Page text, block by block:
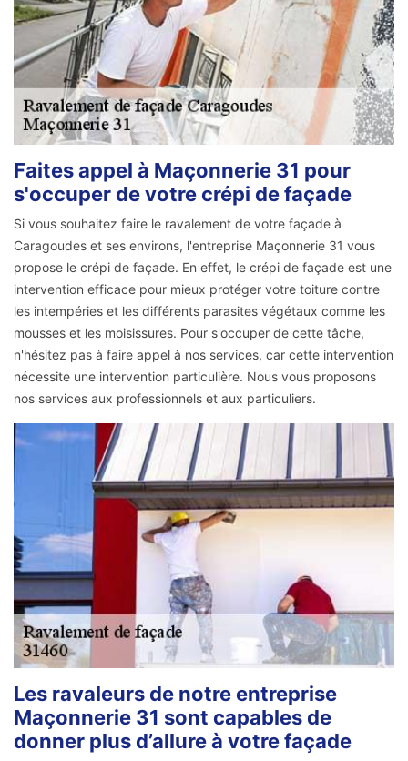
Faites appel à Maçonnerie 31 pour
s'occuper de votre crépi de façade
Si vous souhaitez faire le ravalement de votre façade à
Caragoudes et ses environs, l'entreprise Maçonnerie 31 vous
propose le crépi de façade. En effet, le crépi de façade est une
intervention efficace pour mieux protéger votre toiture contre
les intempéries et les différents parasites végétaux comme les
mousses et les moisissures. Pour s'occuper de cette tâche,
n'hésitez pas à faire appel à nos services, car cette intervention
nécessite une intervention particulière. Nous vous proposons
nos services aux professionnels et aux particuliers.
Les ravaleurs de notre entreprise
Maçonnerie 31 sont capables de
donner plus d’allure à votre façade